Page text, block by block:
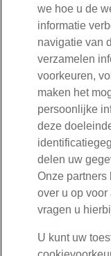
Bent u
Lees meer
Uw kind
Lees meer over
Mail ons
Volg ons
Openingstijden:
maandag tot en met
we hoe u de
informatie
navigatie van
verzamelen
voorkeuren,
maken het
persoonlijke
deze
delen uw
Onze partners
over u op
vragen u
U kunt uw